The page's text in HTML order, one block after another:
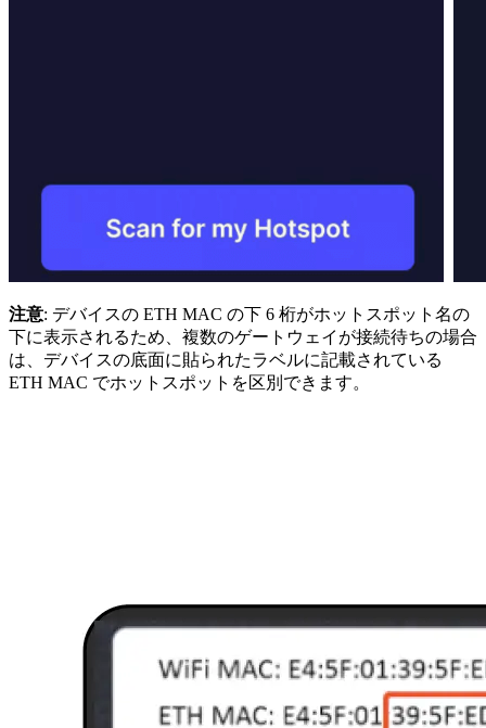
注意: デバイスの ETH MAC の下 6 桁がホットスポット名の
下に表示されるため、複数のゲートウェイが接続待ちの場合
は、デバイスの底面に貼られたラベルに記載されている
ETH MAC でホットスポットを区別できます。